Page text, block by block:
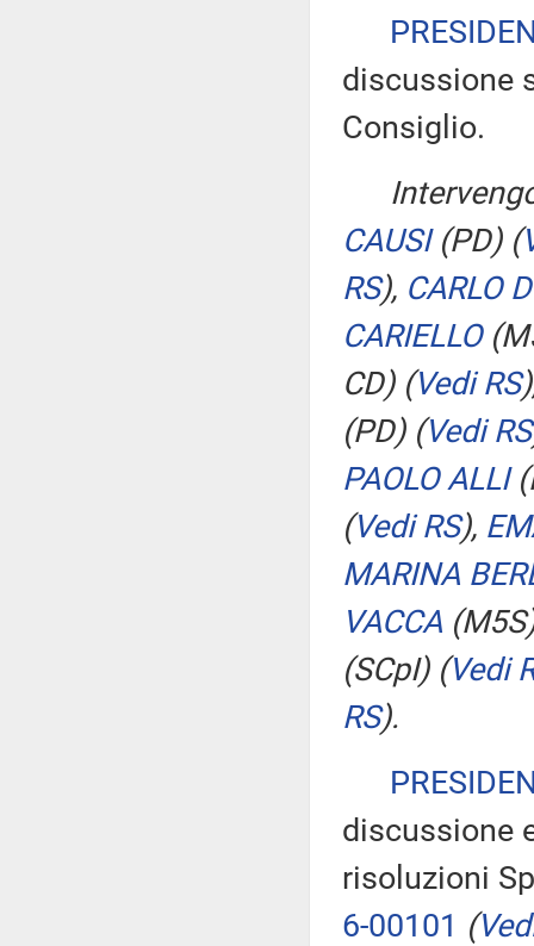
discussione
Consiglio.
CAUSI(PD) (
RS), CARLO
CARIELLO
CD) (Vedi RS)
(PD) (Vedi RS
PAOLO ALLI
(Vedi RS),
MARINA
VACCA
(SCpI) (Vedi
RS).
discussione
risoluzioni
6-00101 (